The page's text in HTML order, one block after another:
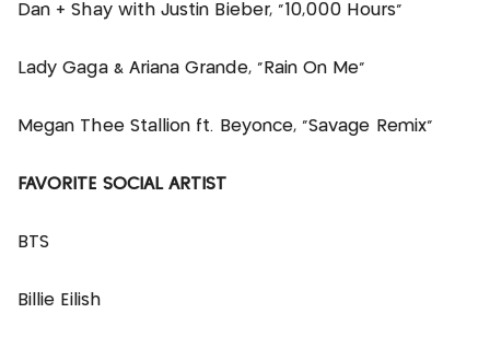
Dan + Shay with Justin Bieber, “10,000 Hours”
Lady Gaga & Ariana Grande, “Rain On Me”
Megan Thee Stallion ft. Beyoncé, “Savage Remix”
FAVORITE SOCIAL ARTIST
BTS
Billie Eilish